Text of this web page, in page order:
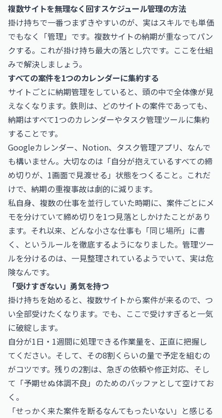
複数サイトを無理なく回すスケジュール管理の方法
掛け持ちで一番つまずきやすいのが、実はスキルでも単価
でもなく「管理」です。複数サイトの納期が重なってパン
クする。これが掛け持ち最大の落とし穴です。ここを仕組
みで解決しましょう。
すべての案件を1つのカレンダーに集約する
サイトごとに納期管理をしていると、頭の中で全体像が見
えなくなります。鉄則は、どのサイトの案件であっても、
納期はすべて1つのカレンダーやタスク管理ツールに集約
することです。
Googleカレンダー、Notion、タスク管理アプリ、なんで
も構いません。大切なのは「自分が抱えているすべての締
め切りが、1画面で見渡せる」状態をつくること。これだ
けで、納期の重複事故は劇的に減ります。
私自身、複数の仕事を並行していた時期に、案件ごとにメ
モを分けていて締め切りを1つ見落としかけたことがあり
ます。それ以来、どんな小さな仕事も「同じ場所」に書
く、というルールを徹底するようになりました。管理ツー
ルを分けるのは、一見整理されているようでいて、実は危
険なんです。
「受けすぎない」勇気を持つ
掛け持ちを始めると、複数サイトから案件が来るので、つ
い全部受けたくなります。でも、ここで受けすぎると一気
に破綻します。
自分が1日・1週間に処理できる作業量を、正直に把握し
てください。そして、その8割くらいの量で予定を組むの
がコツです。残りの2割は、急ぎの依頼や修正対応、そし
て「予期せぬ体調不良」のためのバッファとして空けてお
く。
「せっかく来た案件を断るなんてもったいない」と感じる